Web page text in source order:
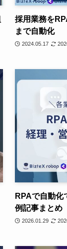
採用業務を
まで自動化
2024.05.17
RPAで自動化
例記事まとめ
2026.01.29